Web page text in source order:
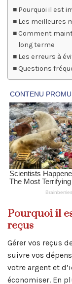
Pourquoi il est
Les meilleures
Comment
long terme
Les erreurs à
Questions
Pourquoi il
reçus
Gérer vos reçus
suivre vos
votre argent et
économiser. En